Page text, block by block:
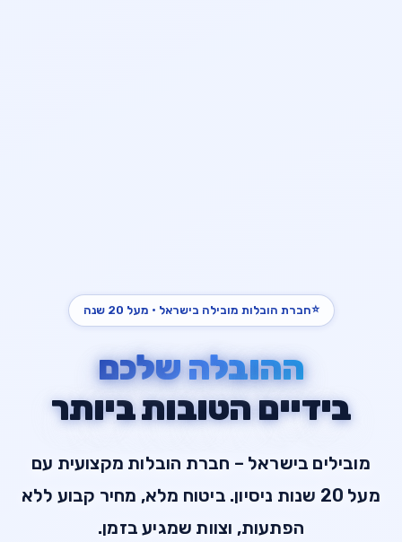
⭐חברת הובלות מובילה בישראל · מעל 20 שנה
ההובלה שלכם
בידיים הטובות ביותר
מובילים בישראל – חברת הובלות מקצועית עם
מעל 20 שנות ניסיון. ביטוח מלא, מחיר קבוע ללא
הפתעות, וצוות שמגיע בזמן.